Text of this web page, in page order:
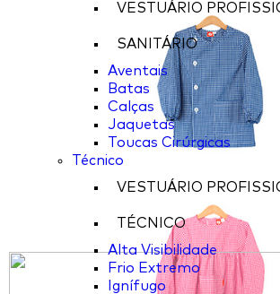
VESTUÁRIO
SANITÁRIO
Aventais
Batas
Calças
Jaquetas
Toucas Cirúrgicas
Técnico
VESTUÁRIO
TÉCNICO
Alta Visibilidade
Frio Extremo
Ignífugo